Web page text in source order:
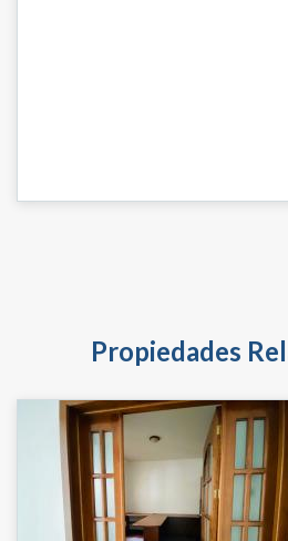
Propiedades